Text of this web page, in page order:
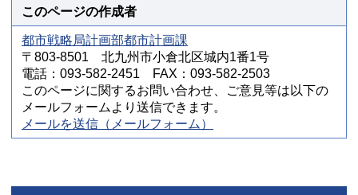
このページの作成者
都市戦略局計画部都市計画課
〒803-8501 北九州市小倉北区城内1番1号
電話：093-582-2451 FAX：093-582-2503
このページに関するお問い合わせ、ご意見等は以下の
メールフォームより送信できます。
メールを送信（メールフォーム）